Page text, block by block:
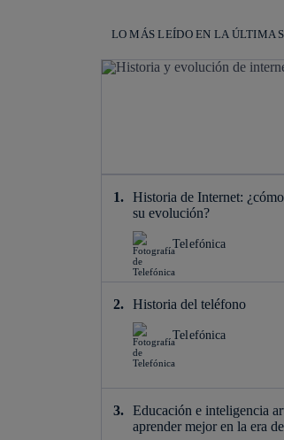
LO MÁS LEÍDO EN LA ÚLTIMA
Historia de Internet:
su evolución?
Telefónica
Historia del teléfono
Telefónica
Educación e inteligencia
aprender mejor en la era